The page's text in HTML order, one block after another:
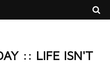
:: LIFE ISN'T